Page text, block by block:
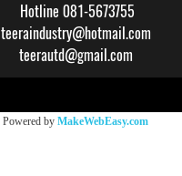
Hotline 081-5673755
teeraindustry@hotmail.com
teerautd@gmail.com
Powered by MakeWebEasy.com